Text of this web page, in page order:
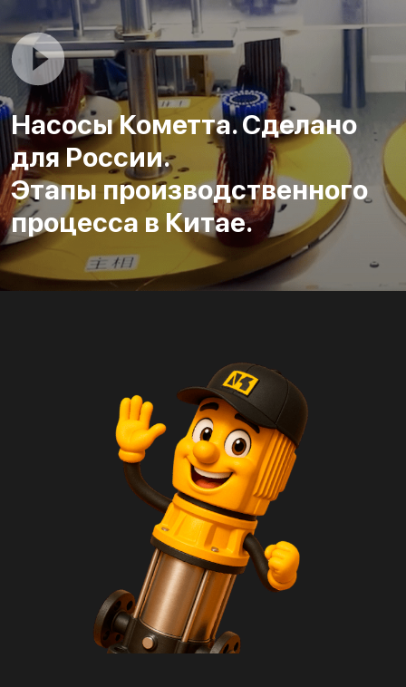
Насосы Кометта. Сделано
для России.
Этапы производственного
процесса в Китае.